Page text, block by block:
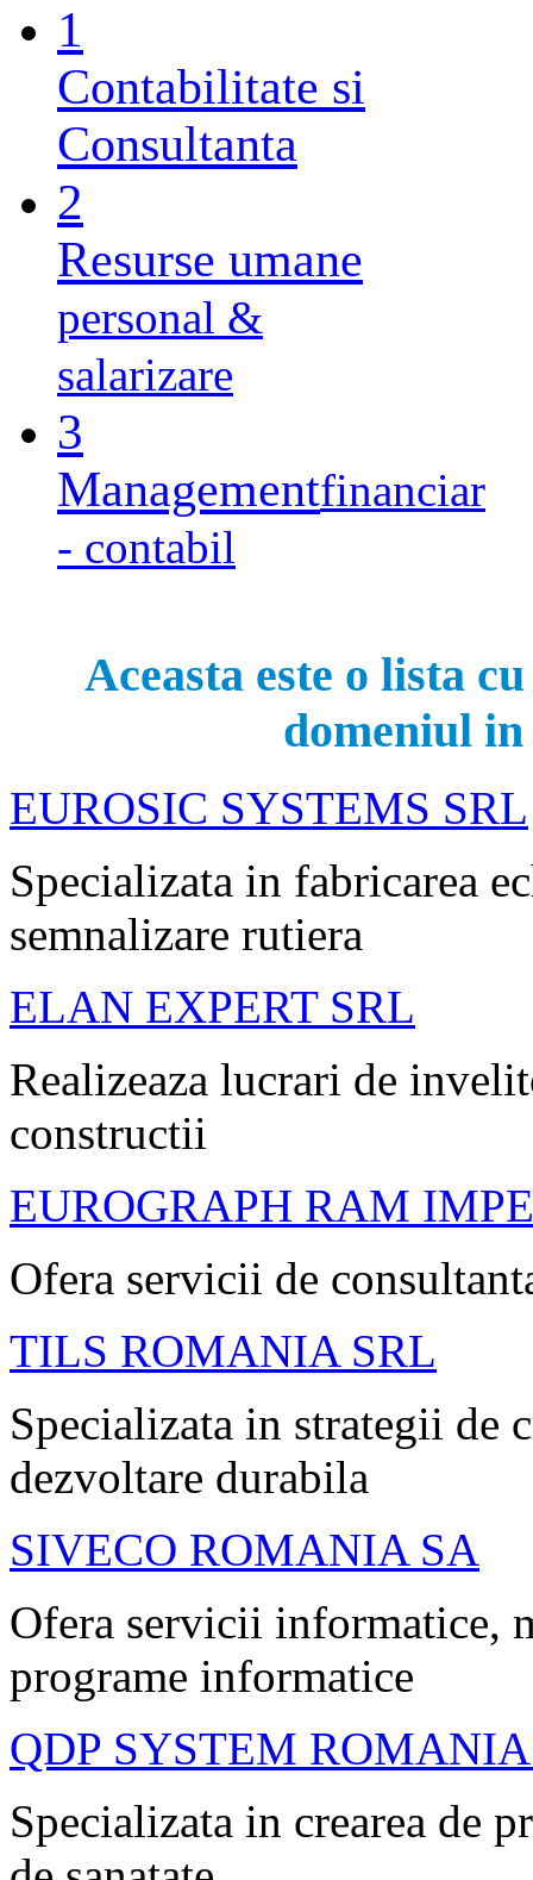
1
Contabilitate si
Consultanta
2
Resurse umane
personal &
salarizare
3
Managementfinanciar
- contabil
Aceasta este o lista
domeniul in
EUROSIC SYSTEMS SRL
Specializata in fabricarea
semnalizare rutiera
ELAN EXPERT SRL
Realizeaza lucrari de
constructii
EUROGRAPH RAM
Ofera servicii de
TILS ROMANIA SRL
Specializata in strategii de
dezvoltare durabila
SIVECO ROMANIA SA
Ofera servicii informatice,
programe informatice
QDP SYSTEM
Specializata in crearea de